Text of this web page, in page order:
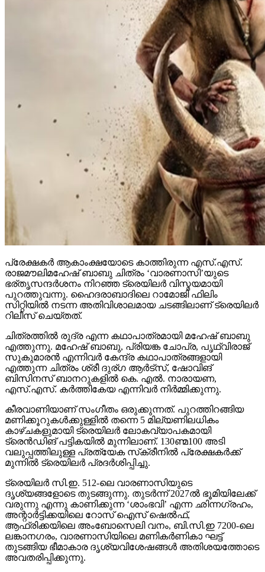
പ്രേക്ഷകര്‍ ആകാംക്ഷയോടെ കാത്തിരുന്ന എസ്.എസ്.
രാജമൗലിമഹേഷ് ബാബു ചിത്രം ‘വാരണാസി’യുടെ
ഭര്തൃസന്ദര്‍ശനം നിറഞ്ഞ ട്രെയിലര്‍ വിസ്മയമായി
പുറത്തുവന്നു. ഹൈദരാബാദിലെ റാമോജി ഫിലിം
സിറ്റിയില്‍ നടന്ന അതിവിശാലമായ ചടങ്ങിലാണ് ട്രെയിലര്‍
റിലീസ് ചെയ്തത്.
ചിത്രത്തില്‍ രുദ്ര എന്ന കഥാപാത്രമായി മഹേഷ് ബാബു
എത്തുന്നു. മഹേഷ് ബാബു, പ്രിയങ്ക ചോപ്ര, പൃഥ്വിരാജ്
സുകുമാരന്‍ എന്നിവര്‍ കേന്ദ്ര കഥാപാത്രങ്ങളായി
എത്തുന്ന ചിത്രം ശ്രീ ദുര്ഗ ആര്‍ട്‌സ്, ഷോവിങ്
ബിസിനസ് ബാനറുകളില്‍ കെ. എല്‍. നാരായണ,
എസ്.എസ്. കര്‍ത്തികേയ എന്നിവര്‍ നിര്‍മ്മിക്കുന്നു.
കീരവാണിയാണ് സംഗീതം ഒരുക്കുന്നത്. പുറത്തിറങ്ങിയ
മണിക്കൂറുകള്‍ക്കുള്ളില്‍ തന്നെ 5 മില്യണിലധികം
കാഴ്ചകളുമായി ട്രെയിലര്‍ ലോകവ്യാപകമായി
ട്രെന്‍ഡിങ് പട്ടികയില്‍ മുന്നിലാണ്. 130ണ്മ100 അടി
വലുപ്പത്തിലുള്ള പ്രത്യേക സ്‌ക്രീനില്‍ പ്രേക്ഷകര്‍ക്ക്
മുന്നില്‍ ട്രെയിലര്‍ പ്രദര്‍ശിപ്പിച്ചു.
ട്രെയിലര്‍ സി.ഇ. 512-ലെ വാരണാസിയുടെ
ദൃശ്യങ്ങളോടെ തുടങ്ങുന്നു. തുടര്‍ന്ന് 2027ല്‍ ഭൂമിയിലേക്ക്
വരുന്നു എന്നു കാണിക്കുന്ന ‘ശാംഭവി’ എന്ന ഛിന്നഗ്രഹം,
അന്റാര്‍ട്ടിക്കയിലെ റോസ് ഐസ് ഷെല്‍ഫ്,
ആഫ്രിക്കയിലെ അംബോസെലി വനം, ബി.സി.ഇ 7200-ലെ
ലങ്കാനഗരം, വാരണാസിയിലെ മണികര്‍ണികാ ഘട്ട്
തുടങ്ങിയ ഭീമാകാര ദൃശ്യവിശേഷങ്ങള്‍ അതിശയത്തോടെ
അവതരിപ്പിക്കുന്നു.